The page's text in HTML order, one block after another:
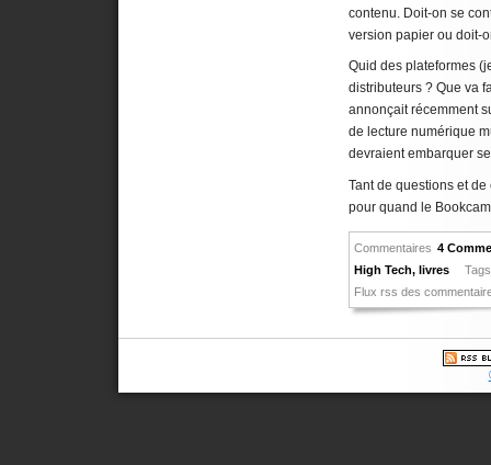
contenu. Doit-on se
version papier ou doit-
Quid des plateformes
distributeurs ? Que va
annonçait récemment
de lecture numérique
devraient embarquer
Tant de questions et
pour quand le
Commentaires 4
High Tech, livres
Tags
Flux rss des